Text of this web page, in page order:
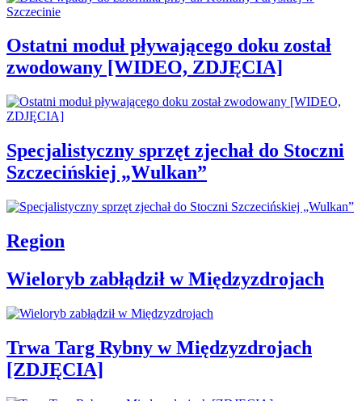
Ostatni moduł pływającego doku został
zwodowany [WIDEO, ZDJĘCIA]
Specjalistyczny sprzęt zjechał do Stoczni
Szczecińskiej „Wulkan”
Region
Wieloryb zabłądził w Międzyzdrojach
Trwa Targ Rybny w Międzyzdrojach
[ZDJĘCIA]